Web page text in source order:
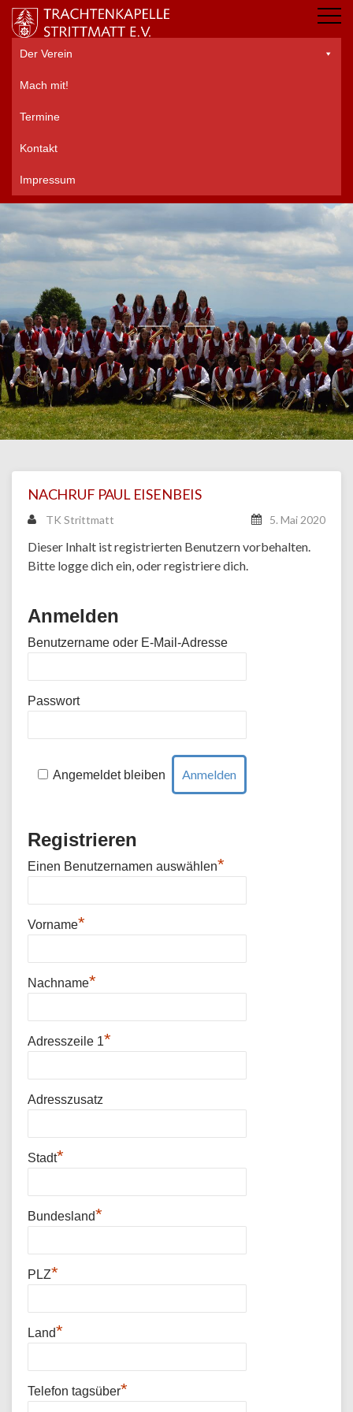
Der Verein
Mach mit!
Termine
Kontakt
Impressum
NACHRUF PAUL EISENBEIS
TK Strittmatt 5. Mai 2020
Dieser Inhalt ist registrierten Benutzern vorbehalten.
Bitte logge dich ein, oder registriere dich.
Anmelden
Benutzername oder E-Mail-Adresse
Passwort
Angemeldet bleiben
Registrieren
Einen Benutzernamen auswählen*
Vorname*
Nachname*
Adresszeile 1*
Adresszusatz
Stadt*
Bundesland*
PLZ*
Land*
Telefon tagsüber*